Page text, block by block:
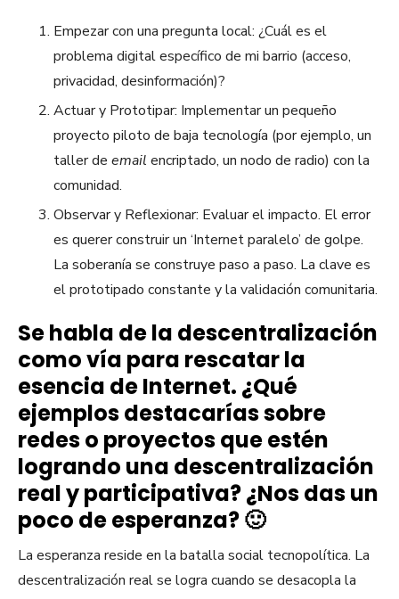
Empezar con una pregunta local: ¿Cuál es el
problema digital específico de mi barrio (acceso,
privacidad, desinformación)?
Actuar y Prototipar: Implementar un pequeño
proyecto piloto de baja tecnología (por ejemplo, un
taller de email encriptado, un nodo de radio) con la
comunidad.
Observar y Reflexionar: Evaluar el impacto. El error
es querer construir un ‘Internet paralelo’ de golpe.
La soberanía se construye paso a paso. La clave es
el prototipado constante y la validación comunitaria.
Se habla de la descentralización
como vía para rescatar la
esencia de Internet. ¿Qué
ejemplos destacarías sobre
redes o proyectos que estén
logrando una descentralización
real y participativa? ¿Nos das un
poco de esperanza? 🙂
La esperanza reside en la batalla social tecnopolítica. La
descentralización real se logra cuando se desacopla la